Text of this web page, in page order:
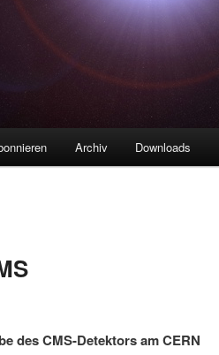
Archiv Downloads
des CMS-Detektors am CERN